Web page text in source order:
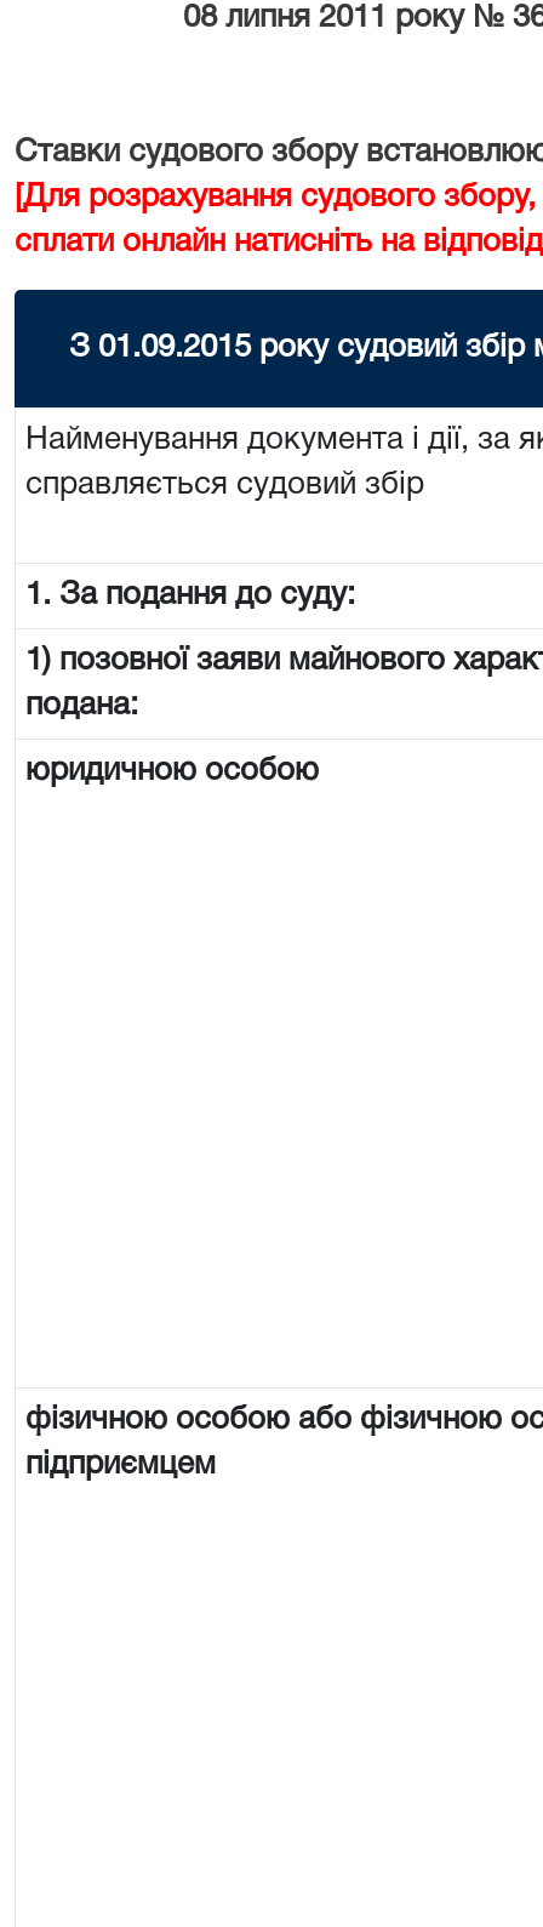
08 липня 2011 року №
Ставки судового збору
[Для розрахування судового
сплати онлайн натисніть на
З 01.09.2015 року судовий
Найменування документа і дії, за
справляється судовий збір
1. За подання до суду:
1) позовної заяви майнового
подана:
юридичною особою
фізичною особою або фізичною
підприємцем